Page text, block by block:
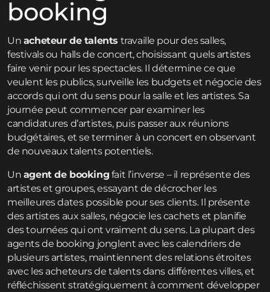
booking
Un acheteur de talents travaille pour des salles,
festivals ou halls de concert, choisissant quels artistes
faire venir pour les spectacles. Il détermine ce que
veulent les publics, surveille les budgets et négocie des
accords qui ont du sens pour la salle et les artistes. Sa
journée peut commencer par examiner les
candidatures d’artistes, puis passer aux réunions
budgétaires, et se terminer à un concert en observant
de nouveaux talents potentiels.
Un agent de booking fait l’inverse – il représente des
artistes et groupes, essayant de décrocher les
meilleures dates possible pour ses clients. Il présente
des artistes aux salles, négocie les cachets et planifie
des tournées qui ont vraiment du sens. La plupart des
agents de booking jonglent avec les calendriers de
plusieurs artistes, maintiennent des relations étroites
avec les acheteurs de talents dans différentes villes, et
réfléchissent stratégiquement à comment développer